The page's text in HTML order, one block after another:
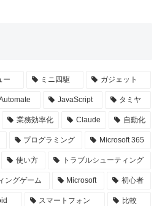
ー ミニ四駆 ガジェット
JavaScript タミヤ
業務効率化 Claude 自動化
プログラミング Microsoft 365
使い方 トラブルシューティング
ングゲーム Microsoft 初心者
スマートフォン 比較